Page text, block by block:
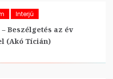
Interjú
Beszélgetés az év
(Akó Tícián)